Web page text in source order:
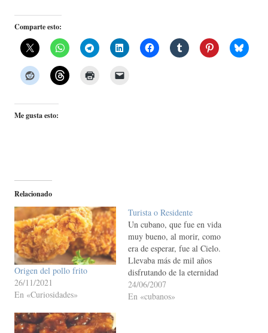
Comparte esto:
Me gusta esto:
Relacionado
Origen del pollo frito
26/11/2021
En «Curiosidades»
Turista o Residente
Un cubano, que fue en vida
muy bueno, al morir, como
era de esperar, fue al Cielo.
Llevaba más de mil años
disfrutando de la eternidad
cuando un buen día le dijo a
Dios: "Dios mío, quisiera que
24/06/2007
En «cubanos»